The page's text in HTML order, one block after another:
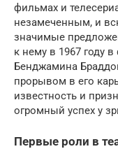
фильмах и
незамеченным, и
значимые
к нему в 1967 году
Бенджамина
прорывом в его
известность и
огромный успех у
Первые роли в